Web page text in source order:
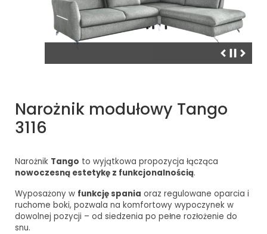
Narożnik modułowy Tango
3116
Narożnik Tango to wyjątkowa propozycja łącząca
nowoczesną estetykę z funkcjonalnością.
Wyposażony w funkcję spania oraz regulowane oparcia i
ruchome boki, pozwala na komfortowy wypoczynek w
dowolnej pozycji – od siedzenia po pełne rozłożenie do
snu.